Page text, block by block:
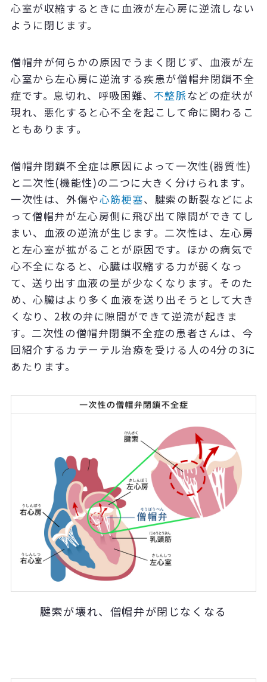
心室が収縮するときに血液が左心房に逆流しない
ように閉じます。
僧帽弁が何らかの原因でうまく閉じず、血液が左
心室から左心房に逆流する疾患が僧帽弁閉鎖不全
症です。息切れ、呼吸困難、 不整脈などの症状が
現れ、悪化すると心不全を起こして命に関わるこ
ともあります。
僧帽弁閉鎖不全症は原因によって一次性(器質性)
と二次性(機能性)の二つに大きく分けられます。
一次性は、外傷や心筋梗塞、腱索の断裂などによ
って僧帽弁が左心房側に飛び出て隙間ができてし
まい、血液の逆流が生じます。二次性は、左心房
と左心室が拡がることが原因です。ほかの病気で
心不全になると、心臓は収縮する力が弱くなっ
て、送り出す血液の量が少なくなります。そのた
め、心臓はより多く血液を送り出そうとして大き
くなり、2枚の弁に隙間ができて逆流が起きま
す。二次性の僧帽弁閉鎖不全症の患者さんは、今
回紹介するカテーテル治療を受ける人の4分の3に
あたります。
腱索が壊れ、僧帽弁が閉じなくなる